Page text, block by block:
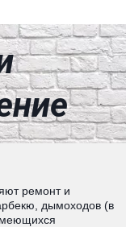
ремонт и
дымоходов (в